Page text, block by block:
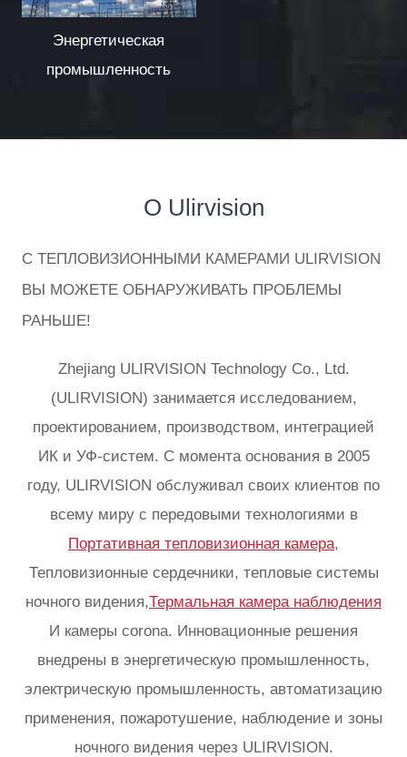
Энергетическая
промышленность
О Ulirvision
С ТЕПЛОВИЗИОННЫМИ КАМЕРАМИ ULIRVISION
ВЫ МОЖЕТЕ ОБНАРУЖИВАТЬ ПРОБЛЕМЫ
РАНЬШЕ!
Zhejiang ULIRVISION Technology Co., Ltd.
(ULIRVISION) занимается исследованием,
проектированием, производством, интеграцией
ИК и УФ-систем. С момента основания в 2005
году, ULIRVISION обслуживал своих клиентов по
всему миру с передовыми технологиями в
Портативная тепловизионная камера,
Тепловизионные сердечники, тепловые системы
ночного видения,Термальная камера наблюдения
И камеры corona. Инновационные решения
внедрены в энергетическую промышленность,
электрическую промышленность, автоматизацию
применения, пожаротушение, наблюдение и зоны
ночного видения через ULIRVISION.